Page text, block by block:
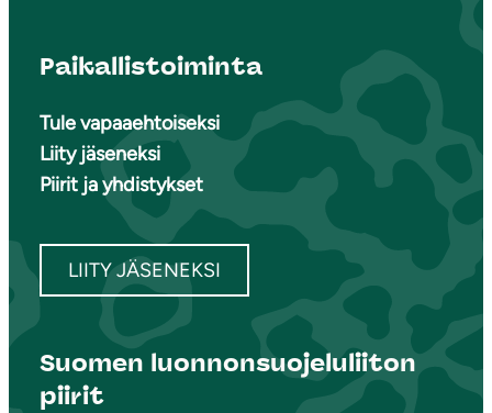
Paikallistoiminta
Tule vapaaehtoiseksi
Liity jäseneksi
Piirit ja yhdistykset
LIITY JÄSENEKSI
Suomen luonnonsuojeluliiton
piirit